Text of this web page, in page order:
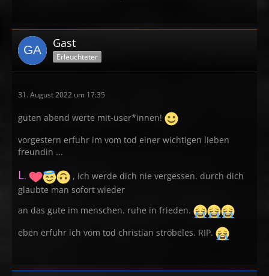
Gast
Erleuchteter
31. August 2022 um 17:35
guten abend werte mit-user*innen!
vorgestern erfuhr im vom tod einer wichtigen lieben
freundin ...
L.
, ich werde dich nie vergessen. durch dich
glaubte man sofort wieder
an das gute im menschen. ruhe in frieden.
eben erfuhr ich vom tod christian ströbeles. RIP.